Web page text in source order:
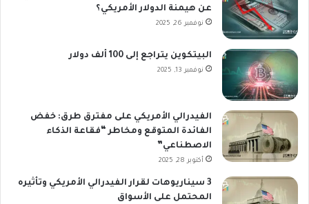
عن هيمنة الدولار الأمريكي؟
نوفمبر 26, 2025
البيتكوين يتراجع إلى 100 ألف دولار
نوفمبر 13, 2025
الفيدرالي الأمريكي على مفترق طرق: خفض
الفائدة المتوقع ومخاطر “فقاعة الذكاء
الاصطناعي”
أكتوبر 28, 2025
3 سيناريوهات لقرار الفيدرالي الأمريكي وتأثيره
المحتمل على الأسواق